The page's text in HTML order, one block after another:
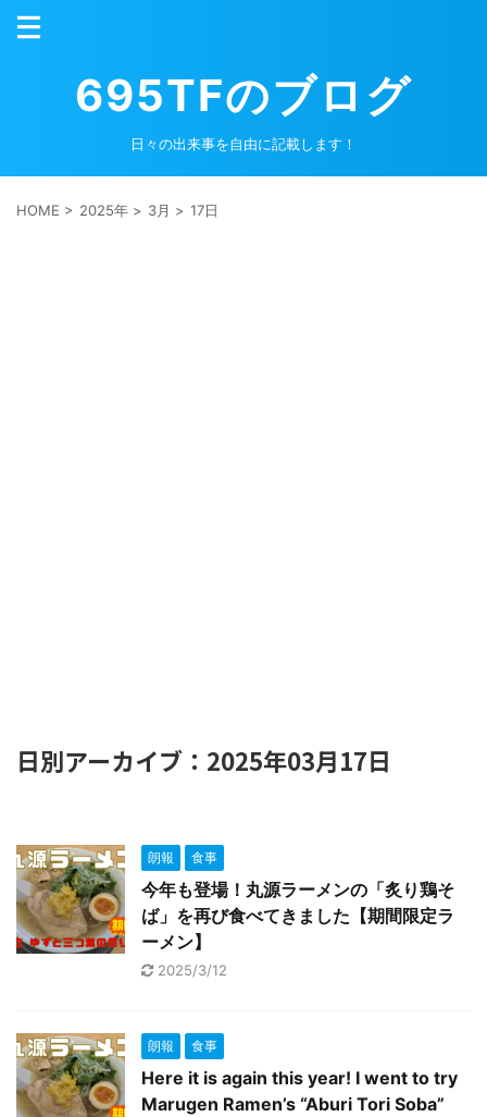
695TFのブログ
日々の出来事を自由に記載します！
HOME > 2025年 > 3月 > 17日
日別アーカイブ：2025年03月17日
朗報 食事
今年も登場！丸源ラーメンの「炙り鶏そ
ば」を再び食べてきました【期間限定ラ
ーメン】
2025/3/12
朗報 食事
Here it is again this year! I went to try
Marugen Ramen’s “Aburi Tori Soba”